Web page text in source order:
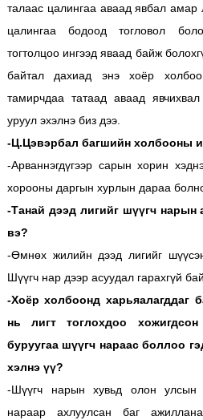
талаас цалингаа аваад явбал
цалингаа бодоод тогловол
тогтолцоо ингээд яваад байж
байтал дахиад энэ хоёр
тамирчдаа татаад аваад
уруул эхэлнэ биз дээ.
-Ц.Цэвэрбал багшийн холбооны
-Арваннэгдүгээр сарын хорин
хорооны даргын хурлын дараа
-Танай дээд лигийг шүүгч
вэ?
-Өмнөх жилийн дээд лигийг
Шүүгч нар дээр асуудал гарахгүй
-Хоёр холбоонд харьяалагддаг
нь лигт тоглохдоо
буруугаа шүүгч нараас боллоо
хэлнэ үү?
-Шүүгч нарын хувьд олон улсын
нараар ахлуулсан баг